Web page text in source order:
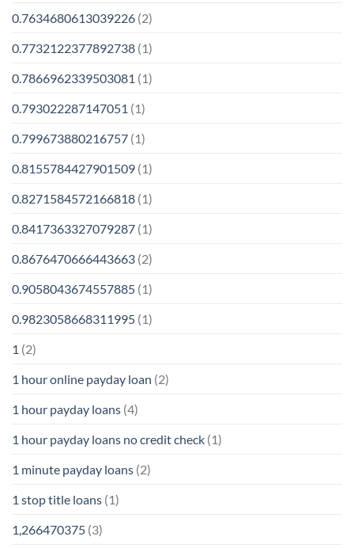
0.7634680613039226 (2)
0.7732122377892738 (1)
0.7866962339503081 (1)
0.793022287147051 (1)
0.799673880216757 (1)
0.8155784427901509 (1)
0.8271584572166818 (1)
0.8417363327079287 (1)
0.8676470666443663 (2)
0.9058043674557885 (1)
0.9823058668311995 (1)
1 (2)
1 hour online payday loan (2)
1 hour payday loans (4)
1 hour payday loans no credit check (1)
1 minute payday loans (2)
1 stop title loans (1)
1,266470375 (3)